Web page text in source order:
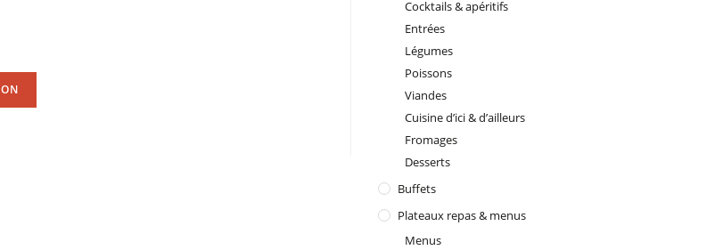
Cocktails & apéritifs
Entrées
Légumes
Poissons
Viandes
Cuisine d’ici & d’ailleurs
Fromages
Desserts
Buffets
Plateaux repas & menus
Menus